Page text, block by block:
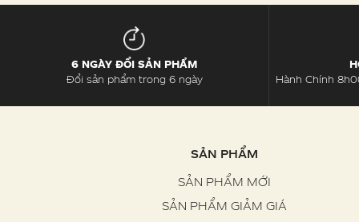
6 NGÀY ĐỔI SẢN PHẨM
Đổi sản phẩm trong 6 ngày
Hành Chính
SẢN PHẨM
SẢN PHẨM MỚI
SẢN PHẨM GIẢM GIÁ